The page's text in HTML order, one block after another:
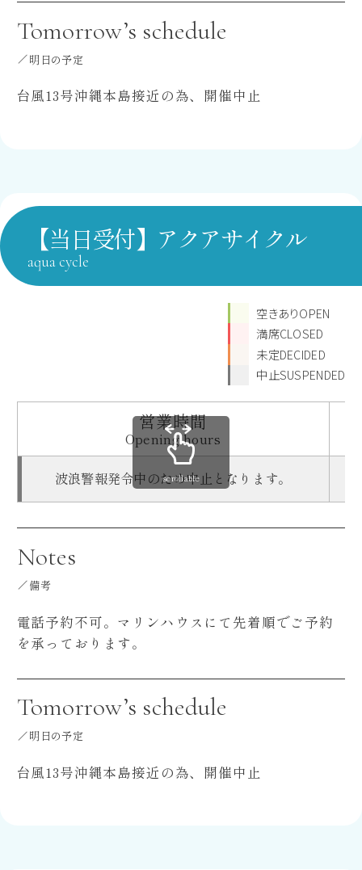
Tomorrow’s schedule
明日の予定
台風13号沖縄本島接近の為、開催中止
【当日受付】アクアサイクル
aqua cycle
空きありOPEN
満席CLOSED
未定DECIDED
中止SUSPENDED
営業時間
Opening hours
波浪警報発令中のため中止となります。
scrollable
Notes
備考
電話予約不可。マリンハウスにて先着順でご予約
を承っております。
Tomorrow’s schedule
明日の予定
台風13号沖縄本島接近の為、開催中止